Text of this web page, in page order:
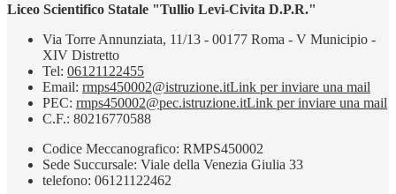
Liceo Scientifico Statale "Tullio Levi-Civita D.P.R."
Via Torre Annunziata, 11/13 - 00177 Roma - V Municipio -
XIV Distretto
Tel: 06121122455
Email: rmps450002@istruzione.itLink per inviare una mail
PEC: rmps450002@pec.istruzione.itLink per inviare una mail
C.F.: 80216770588
Codice Meccanografico: RMPS450002
Sede Succursale: Viale della Venezia Giulia 33
telefono: 06121122462